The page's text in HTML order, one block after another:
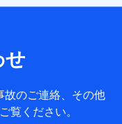
の情報などの個人デ
客さまの識別子、
ご利用に関する情
せ
故のご連絡、その他
覧ください。